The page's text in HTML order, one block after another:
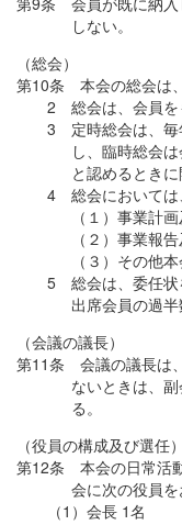
しない。
（総会）
第10条 本会の総会は
2 総会は、会員を
3 定時総会は、毎
し、臨時総会
と認めるときに
4 総会においては
（１）事業計
（２）事業報
（３）その他
5 総会は、委任状
出席会員の過半
（会議の議長）
第11条 会議の議長は
ないときは、
る。
（役員の構成及び選任）
第12条 本会の日常活
会に次の役員を
（1）会長 1名